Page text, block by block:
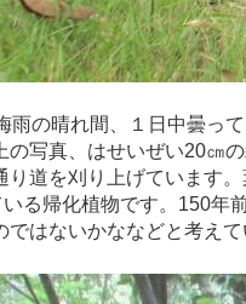
の晴れ間、１日中曇っ
の写真、はせいぜい20㎝
り道を刈り上げています
る帰化植物です。150年
ではないかななどと考え